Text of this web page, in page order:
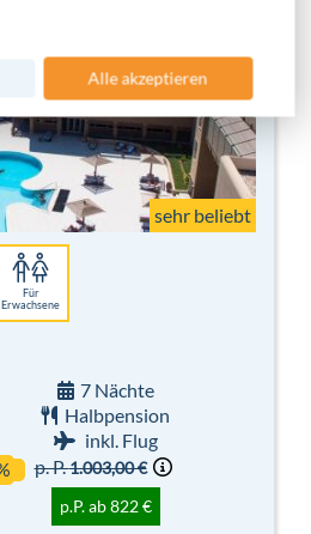
7 Nächte
Halbpension
p. P.
sparen
Alle akzeptieren